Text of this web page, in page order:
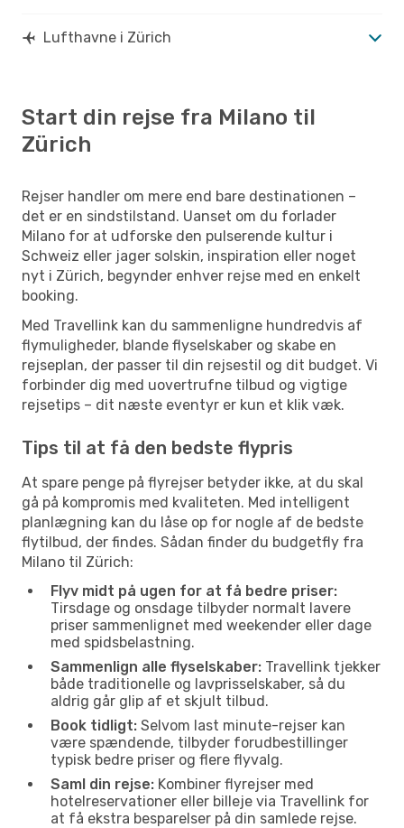
Lufthavne i Zürich
Start din rejse fra Milano til
Zürich
Rejser handler om mere end bare destinationen –
det er en sindstilstand. Uanset om du forlader
Milano for at udforske den pulserende kultur i
Schweiz eller jager solskin, inspiration eller noget
nyt i Zürich, begynder enhver rejse med en enkelt
booking.
Med Travellink kan du sammenligne hundredvis af
flymuligheder, blande flyselskaber og skabe en
rejseplan, der passer til din rejsestil og dit budget. Vi
forbinder dig med uovertrufne tilbud og vigtige
rejsetips – dit næste eventyr er kun et klik væk.
Tips til at få den bedste flypris
At spare penge på flyrejser betyder ikke, at du skal
gå på kompromis med kvaliteten. Med intelligent
planlægning kan du låse op for nogle af de bedste
flytilbud, der findes. Sådan finder du budgetfly fra
Milano til Zürich:
Flyv midt på ugen for at få bedre priser:
Tirsdage og onsdage tilbyder normalt lavere
priser sammenlignet med weekender eller dage
med spidsbelastning.
Sammenlign alle flyselskaber: Travellink tjekker
både traditionelle og lavprisselskaber, så du
aldrig går glip af et skjult tilbud.
Book tidligt: Selvom last minute-rejser kan
være spændende, tilbyder forudbestillinger
typisk bedre priser og flere flyvalg.
Saml din rejse: Kombiner flyrejser med
hotelreservationer eller billeje via Travellink for
at få ekstra besparelser på din samlede rejse.